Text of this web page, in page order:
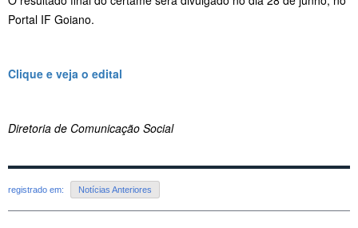
Portal IF Goiano.
Clique e veja o edital
Diretoria de Comunicação Social
registrado em: Notícias Anteriores